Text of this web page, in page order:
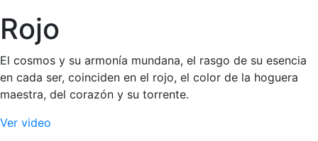
Rojo
El cosmos y su armonía mundana, el rasgo de su esencia
en cada ser, coinciden en el rojo, el color de la hoguera
maestra, del corazón y su torrente.
Ver video